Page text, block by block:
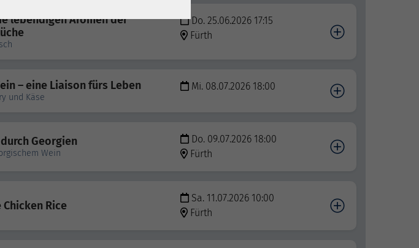
lebendigen Aromen der
Do. 25.06.2026 17:15
Fürth
– eine Liaison fürs Leben
und Käse
Mi. 08.07.2026 18:00
Georgien
Wein
Do. 09.07.2026 18:00
Fürth
Rice
Sa. 11.07.2026 10:00
Fürth